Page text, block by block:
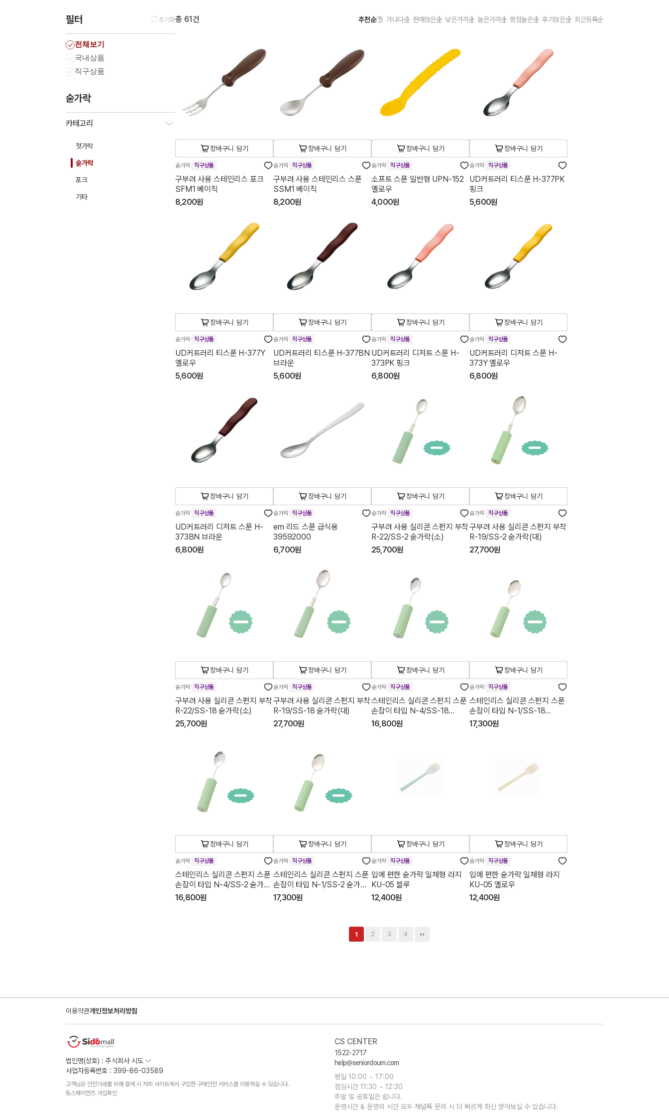
필터 초기화
전체보기
국내상품
직구상품
숟가락
카테고리
젓가락
숟가락
포크
기타
총 61건 추천순 가나다순 판매많은순 낮은가격순 높은가격순 평점높은순 후기많은순 최근등록순
장바구니 담기
숟가락 직구상품
구부려 사용 스테인리스 포크
SFM1 베이직
8,200원
장바구니 담기
숟가락 직구상품
구부려 사용 스테인리스 스푼
SSM1 베이직
8,200원
장바구니 담기
숟가락 직구상품
소프트 스푼 일반형 UPN-152
옐로우
4,000원
장바구니 담기
숟가락 직구상품
UD커트러리 티스푼 H-377PK
핑크
5,600원
장바구니 담기
숟가락 직구상품
UD커트러리 티스푼 H-377Y
옐로우
5,600원
장바구니 담기
숟가락 직구상품
UD커트러리 티스푼 H-377BN
브라운
5,600원
장바구니 담기
숟가락 직구상품
UD커트러리 디저트 스푼 H-
373PK 핑크
6,800원
장바구니 담기
숟가락 직구상품
UD커트러리 디저트 스푼 H-
373Y 옐로우
6,800원
장바구니 담기
숟가락 직구상품
UD커트러리 디저트 스푼 H-
373BN 브라운
6,800원
장바구니 담기
숟가락 직구상품
em 리드 스푼 급식용
39592000
6,700원
장바구니 담기
숟가락 직구상품
구부려 사용 실리콘 스펀지 부착
R-22/SS-2 숟가락(소)
25,700원
장바구니 담기
숟가락 직구상품
구부려 사용 실리콘 스펀지 부착
R-19/SS-2 숟가락(대)
27,700원
장바구니 담기
숟가락 직구상품
구부려 사용 실리콘 스펀지 부착
R-22/SS-18 숟가락(소)
25,700원
장바구니 담기
숟가락 직구상품
구부려 사용 실리콘 스펀지 부착
R-19/SS-18 숟가락(대)
27,700원
장바구니 담기
숟가락 직구상품
스테인리스 실리콘 스펀지 스푼
손잡이 타입 N-4/SS-18
숟가락(소)
16,800원
장바구니 담기
숟가락 직구상품
스테인리스 실리콘 스펀지 스푼
손잡이 타입 N-1/SS-18
숟가락(대)
17,300원
장바구니 담기
숟가락 직구상품
스테인리스 실리콘 스펀지 스푼
손잡이 타입 N-4/SS-2 숟가락
(소)
16,800원
장바구니 담기
숟가락 직구상품
스테인리스 실리콘 스펀지 스푼
손잡이 타입 N-1/SS-2 숟가락
(대)
17,300원
장바구니 담기
숟가락 직구상품
입에 편한 숟가락 일체형 라지
KU-05 블루
12,400원
장바구니 담기
숟가락 직구상품
입에 편한 숟가락 일체형 라지
KU-05 옐로우
12,400원
1 2 3 4
이용약관개인정보처리방침
법인명(상호) : 주식회사 시도
사업자등록번호 : 399-86-03589
고객님은 안전거래를 위해 결제 시 저희 사이트에서 구입한 구매안전 서비스를 이용하실 수 있습니다.
토스페이먼츠 가입확인
CS CENTER
1522-2717
help@seniordoum.com
평일 10:00 ~ 17:00
점심시간 11:30 ~ 12:30
주말 및 공휴일은 쉽니다.
운영시간 & 운영외 시간 모두 채널톡 문의 시 더 빠르게 회신 받아보실 수 있습니다.